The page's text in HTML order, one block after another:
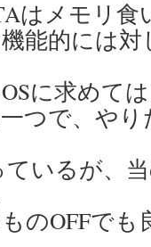
はメモリ食
機能的には
に求めて
つで、や
ているが、
のOFFでも